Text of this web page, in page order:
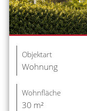
Objektart
Wohnung
Wohnfläche
30 m²